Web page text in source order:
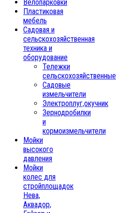
Велопарковки
Пластиковая
мебель
Садовая и
сельскохозяйственная
техника и
оборудование
Тележки
сельскохозяйственные
Садовые
измельчители
Электроплуг,окучник
Зернодробилки
и
кормоизмельчители
Мойки
высокого
давления
Мойки
колес для
стройплощадок
Нева,
Аквадор,